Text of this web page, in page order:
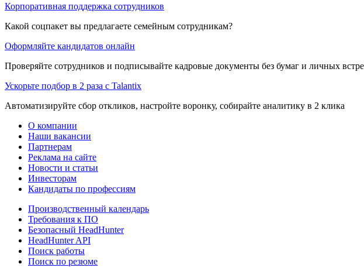
Корпоративная поддержка сотрудников
Какой соцпакет вы предлагаете семейным сотрудникам?
Оформляйте кандидатов онлайн
Проверяйте сотрудников и подписывайте кадровые документы без бумаг и личных
Ускорьте подбор в 2 раза с Talantix
Автоматизируйте сбор откликов, настройте воронку, собирайте аналитику в 2 клика
О компании
Наши вакансии
Партнерам
Реклама на сайте
Новости и статьи
Инвесторам
Кандидаты по профессиям
Производственный календарь
Требования к ПО
Безопасный HeadHunter
HeadHunter API
Поиск работы
Поиск по резюме